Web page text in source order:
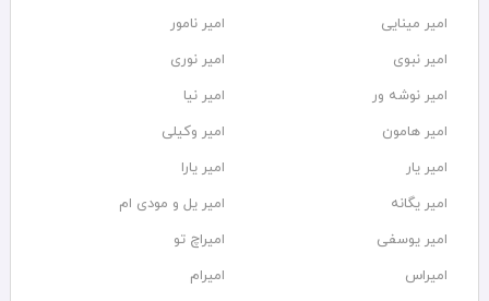
امیر مینایی
امیر نامور
امیر نبوی
امیر نوری
امیر نوشه ور
امیر نیا
امیر هامون
امیر وکیلی
امیر یار
امیر یارا
امیر یگانه
امیر یل و مودی ام
امیر یوسفی
امیراچ تو
امیراس
امیرام